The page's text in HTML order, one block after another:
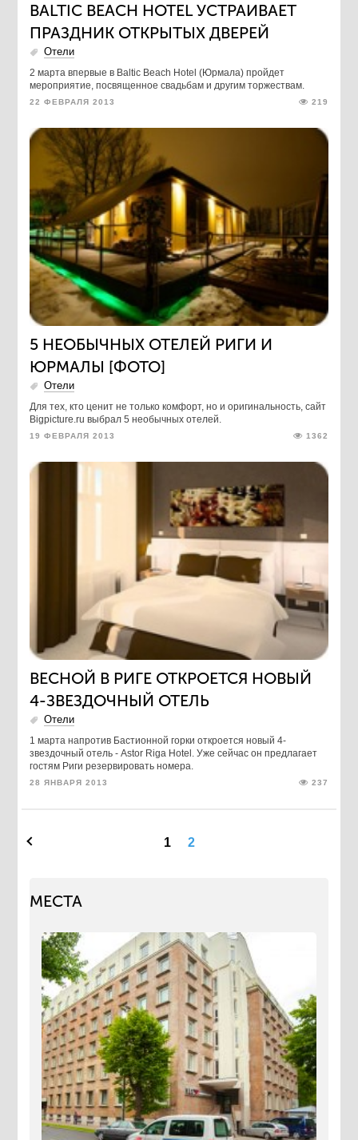
BALTIC BEACH HOTEL УСТРАИВАЕТ
ПРАЗДНИК ОТКРЫТЫХ ДВЕРЕЙ
Отели
2 марта впервые в Baltic Beach Hotel (Юрмала) пройдет
мероприятие, посвященное свадьбам и другим торжествам.
22 ФЕВРАЛЯ 2013 219
5 НЕОБЫЧНЫХ ОТЕЛЕЙ РИГИ И
ЮРМАЛЫ [ФОТО]
Отели
Для тех, кто ценит не только комфорт, но и оригинальность, сайт
Bigpicture.ru выбрал 5 необычных отелей.
19 ФЕВРАЛЯ 2013 1362
ВЕСНОЙ В РИГЕ ОТКРОЕТСЯ НОВЫЙ
4-ЗВЕЗДОЧНЫЙ ОТЕЛЬ
Отели
1 марта напротив Бастионной горки откроется новый 4-
звездочный отель - Astor Riga Hotel. Уже сейчас он предлагает
гостям Риги резервировать номера.
28 ЯНВАРЯ 2013 237
1 2
МЕСТА